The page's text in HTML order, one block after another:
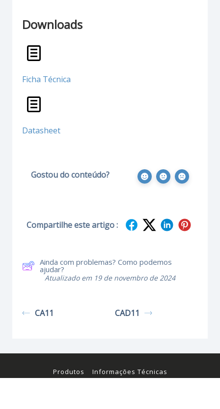
Downloads
Ficha Técnica
Datasheet
Gostou do conteúdo?
Compartilhe este artigo :
Ainda com problemas? Como podemos
ajudar?
Atualizado em 19 de novembro de 2024
CA11 CAD11
Produtos
Informações Técnicas